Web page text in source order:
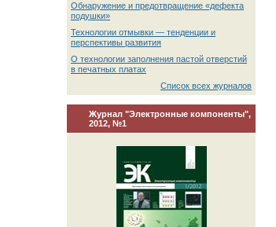
Обнаружение и предотвращение «дефекта
подушки»
Технологии отмывки — тенденции и
перспективы развития
О технологии заполнения пастой отверстий
в печатных платах
Список всех журналов
Журнал "Электронные компоненты",
2012, №1